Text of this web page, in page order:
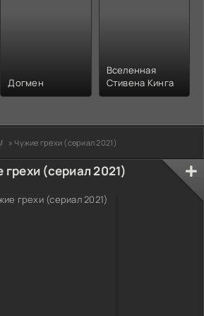
Догмен
Вселенная
Стивена Кинга
» Чужие грехи (сериал 2021)
грехи (сериал 2021)